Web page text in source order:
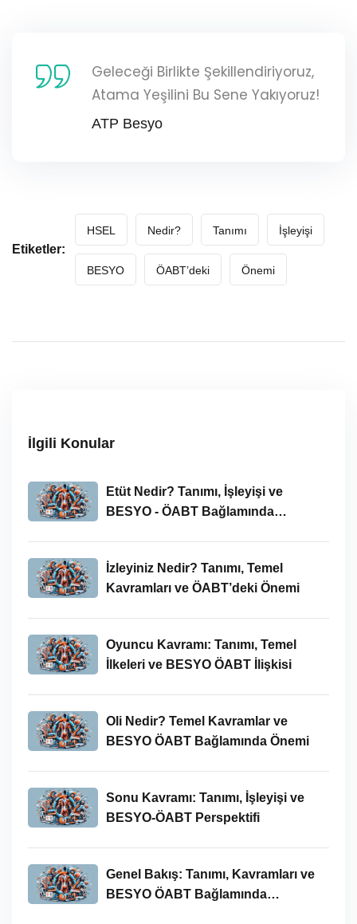
Geleceği Birlikte Şekillendiriyoruz,
Atama Yeşilini Bu Sene Yakıyoruz!
ATP Besyo
Etiketler:
HSEL Nedir? Tanımı İşleyişi
BESYO ÖABT’deki Önemi
İlgili Konular
Etüt Nedir? Tanımı, İşleyişi ve
BESYO - ÖABT Bağlamında
İzleyiniz Nedir? Tanımı, Temel
Kavramları ve ÖABT’deki Önemi
Oyuncu Kavramı: Tanımı, Temel
İlkeleri ve BESYO ÖABT İlişkisi
Oli Nedir? Temel Kavramlar ve
BESYO ÖABT Bağlamında Önemi
Sonu Kavramı: Tanımı, İşleyişi ve
BESYO-ÖABT Perspektifi
Genel Bakış: Tanımı, Kavramları ve
BESYO ÖABT Bağlamında